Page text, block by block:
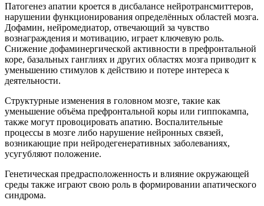
Патогенез апатии кроется в дисбалансе нейротрансмиттеров,
нарушении функционирования определённых областей мозга.
Дофамин, нейромедиатор, отвечающий за чувство
вознаграждения и мотивацию, играет ключевую роль.
Снижение дофаминергической активности в префронтальной
коре, базальных ганглиях и других областях мозга приводит к
уменьшению стимулов к действию и потере интереса к
деятельности.
Структурные изменения в головном мозге, такие как
уменьшение объёма префронтальной коры или гиппокампа,
также могут провоцировать апатию. Воспалительные
процессы в мозге либо нарушение нейронных связей,
возникающие при нейродегенеративных заболеваниях,
усугубляют положение.
Генетическая предрасположенность и влияние окружающей
среды также играют свою роль в формировании апатического
синдрома.